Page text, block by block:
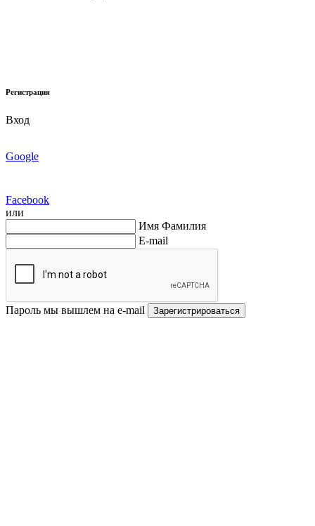
Регистрация
Вход
Google
Facebook
или
Имя Фамилия
E-mail
Пароль мы вышлем на e-mail Зарегистрироваться